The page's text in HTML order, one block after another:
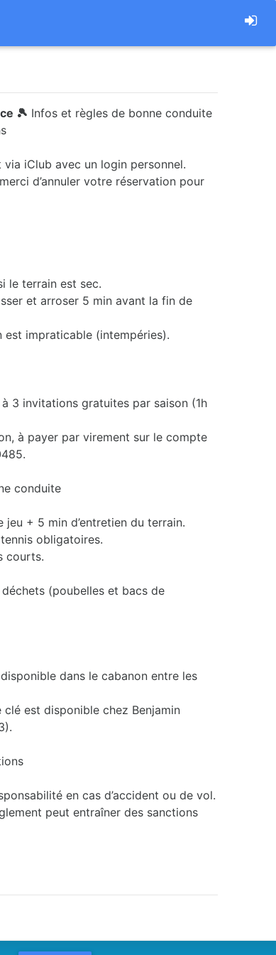
🎾 Infos et règles de bonne conduite
via iClub avec un login personnel.
d’annuler votre réservation pour
le terrain est sec.
et arroser 5 min avant la fin de
impraticable (intempéries).
3 invitations gratuites par saison (1h
à payer par virement sur le compte
conduite
jeu + 5 min d’entretien du terrain.
obligatoires.
courts.
(poubelles et bacs de
dans le cabanon entre les
est disponible chez Benjamin
en cas d’accident ou de vol.
peut entraîner des sanctions